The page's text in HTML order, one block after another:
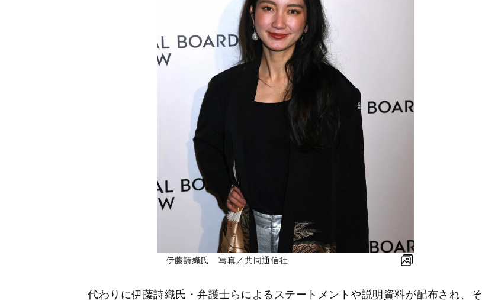
伊藤詩織氏 写真／共同通信社
代わりに伊藤詩織氏・弁護士らによるステートメントや説明資料が配布され、そ